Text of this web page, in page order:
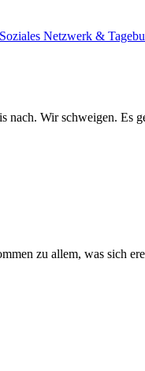
nach. Wir schweigen. Es
zu allem, was sich